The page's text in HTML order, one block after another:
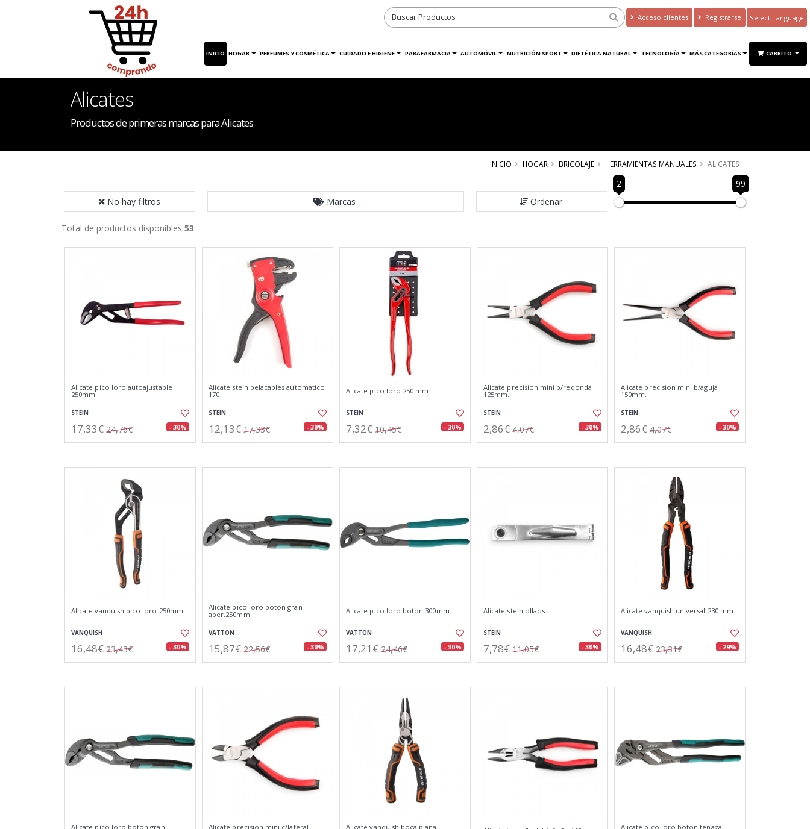
Acceso clientes Registrarse
Translate
INICIO HOGAR PERFUMES Y COSMÉTICA CUIDADO E HIGIENE PARAFARMACIA AUTOMÓVIL NUTRICIÓN SPORT DIETÉTICA NATURAL TECNOLOGÍA MÁS CATEGORÍAS CARRITO
Alicates
Productos de primeras marcas para Alicates
INICIO HOGAR BRICOLAJE HERRAMIENTAS MANUALES ALICATES
No hay filtros Marcas Ordenar
2 99
Total de productos disponibles 53
Alicate pico loro autoajustable
250mm.
STEIN
17,33€ 24,76€ - 30%
Alicate stein pelacables automatico
170
STEIN
12,13€ 17,33€ - 30%
Alicate pico loro 250 mm.
STEIN
7,32€ 10,45€ - 30%
Alicate precision mini b/redonda
125mm.
STEIN
2,86€ 4,07€ - 30%
Alicate precision mini b/aguja
150mm.
STEIN
2,86€ 4,07€ - 30%
Alicate vanquish pico loro 250mm.
VANQUISH
16,48€ 23,43€ - 30%
Alicate pico loro boton gran
aper.250mm.
VATTON
15,87€ 22,56€ - 30%
Alicate pico loro boton 300mm.
VATTON
17,21€ 24,46€ - 30%
Alicate stein ollaos
STEIN
7,78€ 11,05€ - 30%
Alicate vanquish universal 230 mm.
VANQUISH
16,48€ 23,31€ - 29%
Alicate pico loro boton gran
Alicate precision mini c/lateral
Alicate vanquish boca plana
Alicate pico loro boton tenaza